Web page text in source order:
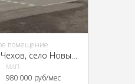
помещение
Московская обл, г Чехов, село Новый Быт, ул Новая, стр 27/4
МАП
980 000 руб/мес